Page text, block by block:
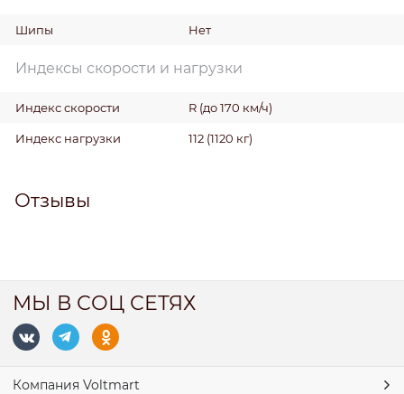
Шипы Нет
Индексы скорости и нагрузки
Индекс скорости R (до 170 км/ч)
Индекс нагрузки 112 (1120 кг)
Отзывы
МЫ В СОЦ СЕТЯХ
Компания Voltmart